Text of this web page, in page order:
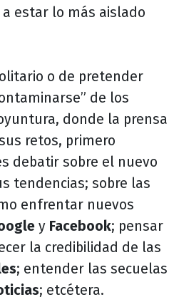
estar lo más aislado
o de pretender
de los
donde la prensa
retos, primero
debatir sobre el nuevo
tendencias; sobre las
enfrentar nuevos
y Facebook; pensar
la credibilidad de las
; entender las secuelas
; etcétera.